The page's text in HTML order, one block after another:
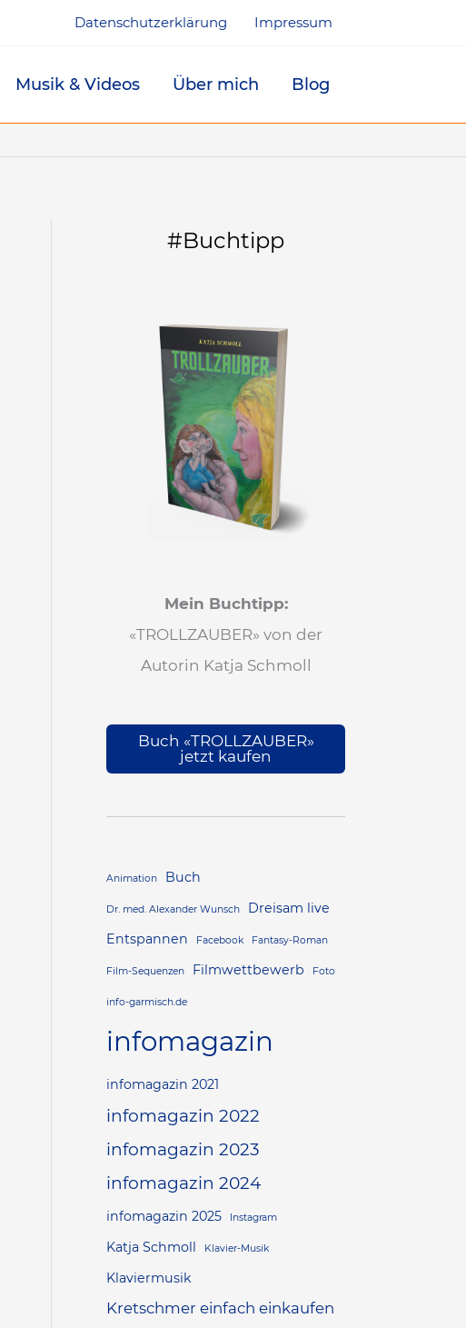
Datenschutzerklärung Impressum
Musik & Videos Über mich Blog
#Buchtipp
Mein Buchtipp:
«TROLLZAUBER» von der
Autorin Katja Schmoll
Buch «TROLLZAUBER»
jetzt kaufen
Animation Buch
Dr. med. Alexander Wunsch
Dreisam live
Entspannen
Facebook Fantasy-Roman
Film-Sequenzen Filmwettbewerb Foto
info-garmisch.de
infomagazin
infomagazin 2021
infomagazin 2022
infomagazin 2023
infomagazin 2024
infomagazin 2025 Instagram
Katja Schmoll Klavier-Musik
Klaviermusik
Kretschmer einfach einkaufen